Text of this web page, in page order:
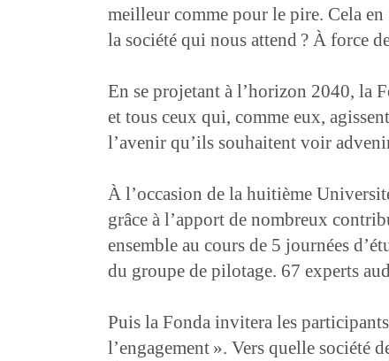
meilleur comme pour le pire. Cela
la société qui nous attend ? À force
En se projetant à l’horizon 2040, la
et tous ceux qui, comme eux,
l’avenir qu’ils souhaitent voir
À l’occasion de la huitième
grâce à l’apport de nombreux
ensemble au cours de 5 journées
du groupe de pilotage. 67 experts
Puis la Fonda invitera les
l’engagement ». Vers quelle société